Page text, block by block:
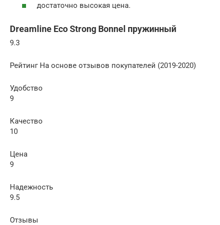
достаточно высокая цена.
Dreamline Eco Strong Bonnel пружинный
9.3
Рейтинг На основе отзывов покупателей (2019-2020)
Удобство
9
Качество
10
Цена
9
Надежность
9.5
Отзывы